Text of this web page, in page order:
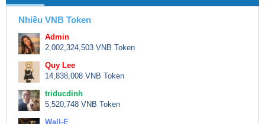
Nhiều VNB Token
Admin
2,002,324,503 VNB Token
Quy Lee
14,838,008 VNB Token
triducdinh
5,520,748 VNB Token
Wall-E